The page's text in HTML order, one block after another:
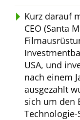
Kurz darauf
CEO (Santa
USA, und
nach einem
ausgezahlt
sich um den